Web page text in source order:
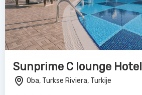
Sunprime C lounge Hotel
Oba, Turkse Riviera, Turkije